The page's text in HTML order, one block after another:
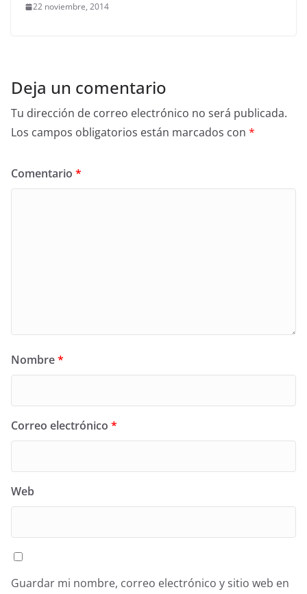
22 noviembre, 2014
Deja un comentario
Tu dirección de correo electrónico no será publicada.
Los campos obligatorios están marcados con *
Comentario *
Nombre*
Correo electrónico *
Web
Guardar mi nombre, correo electrónico y sitio web en